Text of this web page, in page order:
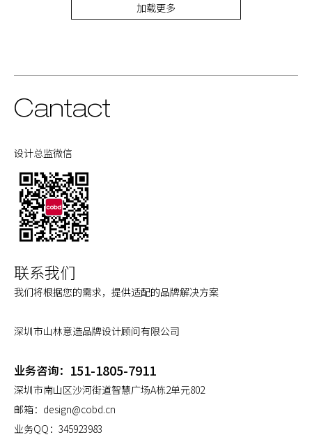
加载更多
Cantact
设计总监微信
联系我们
我们将根据您的需求，提供适配的品牌解决方案
深圳市山林意造品牌设计顾问有限公司
业务咨询： 151-1805-7911
深圳市南山区沙河街道智慧广场A栋2单元802
邮箱： design@cobd.cn
业务QQ： 345923983